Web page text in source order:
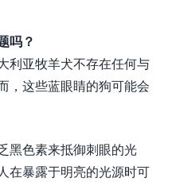
吗？
利亚牧羊犬不存在任何与
，这些蓝眼睛的狗可能会
黑色素来抵御刺眼的光
在暴露于明亮的光源时可